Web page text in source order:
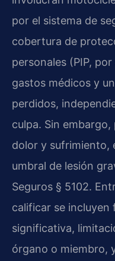
por el sistema de
cobertura de
personales (PIP,
gastos médicos y
perdidos,
culpa. Sin
dolor y sufrimiento,
umbral de lesión
Seguros § 5102.
calificar se incluyen
significativa,
órgano o miembro,